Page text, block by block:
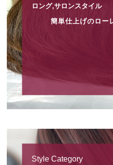
ロング,サロンスタイル
簡単仕上げのロー
Style Category